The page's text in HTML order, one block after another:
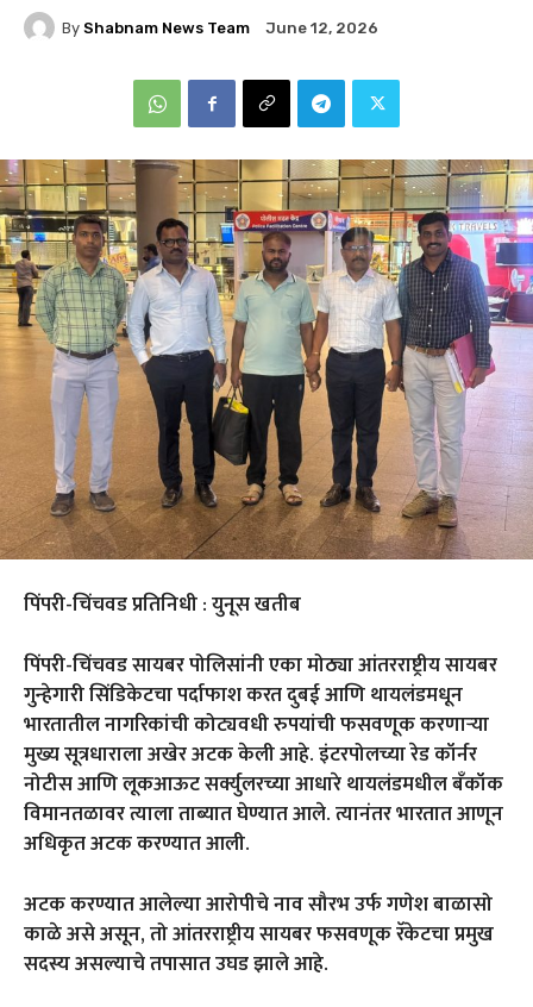
By Shabnam News Team June 12, 2026
पिंपरी-चिंचवड प्रतिनिधी : युनूस खतीब
पिंपरी-चिंचवड सायबर पोलिसांनी एका मोठ्या आंतरराष्ट्रीय सायबर
गुन्हेगारी सिंडिकेटचा पर्दाफाश करत दुबई आणि थायलंडमधून
भारतातील नागरिकांची कोट्यवधी रुपयांची फसवणूक करणाऱ्या
मुख्य सूत्रधाराला अखेर अटक केली आहे. इंटरपोलच्या रेड कॉर्नर
नोटीस आणि लूकआऊट सर्क्युलरच्या आधारे थायलंडमधील बँकॉक
विमानतळावर त्याला ताब्यात घेण्यात आले. त्यानंतर भारतात आणून
अधिकृत अटक करण्यात आली.
अटक करण्यात आलेल्या आरोपीचे नाव सौरभ उर्फ गणेश बाळासो
काळे असे असून, तो आंतरराष्ट्रीय सायबर फसवणूक रॅकेटचा प्रमुख
सदस्य असल्याचे तपासात उघड झाले आहे.